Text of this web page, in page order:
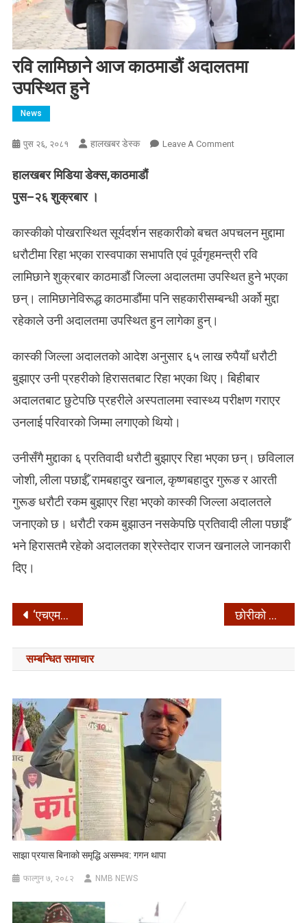
रवि लामिछाने आज काठमाडौं अदालतमा
उपस्थित हुने
News
पुस २६, २०८१ हालखबर डेस्क Leave A CommentOn
उपस्थित
हुने
हालखबर मिडिया डेक्स,काठमाडौं
पुस–२६ शुक्रबार ।
कास्कीको पोखरास्थित सूर्यदर्शन सहकारीको बचत अपचलन मुद्दामा
धरौटीमा रिहा भएका रास्वपाका सभापति एवं पूर्वगृहमन्त्री रवि
लामिछाने शुक्रबार काठमाडौं जिल्ला अदालतमा उपस्थित हुने भएका
छन्। ​लामिछानेविरूद्ध काठमाडौंमा पनि सहकारीसम्बन्धी अर्को मुद्दा
रहेकाले उनी अदालतमा उपस्थित हुन लागेका हुन्।
कास्की जिल्ला अदालतको आदेश अनुसार ६५ लाख रुपैयाँ धरौटी
बुझाएर उनी प्रहरीको हिरासतबाट रिहा भएका थिए। बिहीबार
अदालतबाट छुटेपछि प्रहरीले अस्पतालमा स्वास्थ्य परीक्षण गराएर
उनलाई परिवारको जिम्मा लगाएको थियो।
उनीसँगै मुद्दाका ६ प्रतिवादी धरौटी बुझाएर रिहा भएका छन्। छविलाल
जोशी, लीला पछाईँ, रामबहादुर खनाल, कृष्णबहादुर गुरूङ र आरती
गुरूङ धरौटी रकम बुझाएर रिहा भएको कास्की जिल्ला अदालतले
जनाएको छ। धरौटी रकम बुझाउन नसकेपछि प्रतिवादी लीला पछाईँ
भने हिरासतमै रहेको अदालतका श्रेस्तेदार राजन खनालले जानकारी
दिए।
Post
navigation
‘एचएमपीभी रुघाखोकी गराउने भाइरस हो, हल्लाको पछाडि नलाग्नुस्’ छोरीको घरको शिलान्यास सनिवार (भोलि) हुँदै
सम्बन्धित समाचार
साझा प्रयास बिनाको समृद्धि असम्भव: गगन थापा
फाल्गुन ७, २०८२ NMB NEWS